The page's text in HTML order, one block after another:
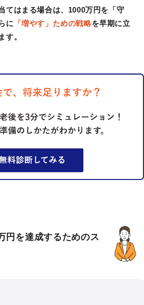
てはまる場合は、1000万円を「守
に 「増やす」ための戦略を早期に立
す。
円を達成するためのス